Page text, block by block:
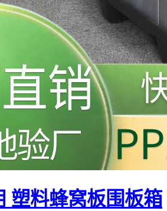
塑料蜂窝板围板箱